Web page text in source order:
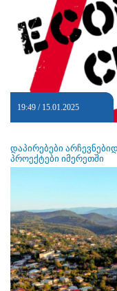
19:49 / 15.01.2025
დაპირებები
პროექტები იმერეთში